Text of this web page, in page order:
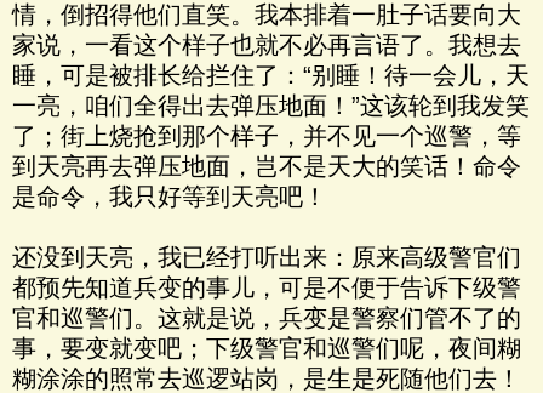
情，倒招得他们直笑。我本排着一肚子话要向大
家说，一看这个样子也就不必再言语了。我想去
睡，可是被排长给拦住了：“别睡！待一会儿，天
一亮，咱们全得出去弹压地面！”这该轮到我发笑
了；街上烧抢到那个样子，并不见一个巡警，等
到天亮再去弹压地面，岂不是天大的笑话！命令
是命令，我只好等到天亮吧！
还没到天亮，我已经打听出来：原来高级警官们
都预先知道兵变的事儿，可是不便于告诉下级警
官和巡警们。这就是说，兵变是警察们管不了的
事，要变就变吧；下级警官和巡警们呢，夜间糊
糊涂涂的照常去巡逻站岗，是生是死随他们去！